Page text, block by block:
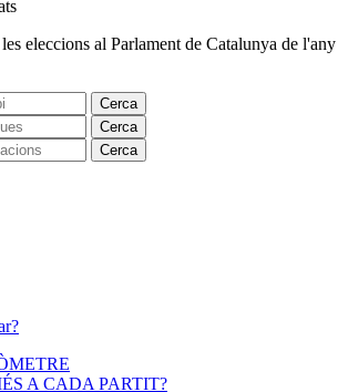
eleccions al Parlament de Catalunya de
Cerca
Cerca
Cerca